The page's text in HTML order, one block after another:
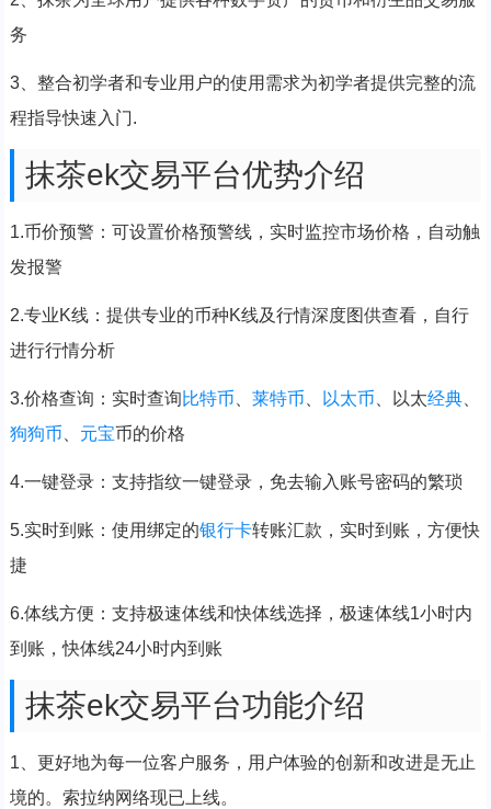
务
3、整合初学者和专业用户的使用需求为初学者提供完整的流
程指导快速入门.
抹茶ek交易平台优势介绍
1.币价预警：可设置价格预警线，实时监控市场价格，自动触
发报警
2.专业K线：提供专业的币种K线及行情深度图供查看，自行
进行行情分析
3.价格查询：实时查询比特币 莱特币 以太币 、以太经典、
狗狗币 元宝币的价格
4.一键登录：支持指纹一键登录，免去输入账号密码的繁琐
5.实时到账：使用绑定的银行卡转账汇款，实时到账，方便快
捷
6.体线方便：支持极速体线和快体线选择，极速体线1小时内
到账，快体线24小时内到账
抹茶ek交易平台功能介绍
1、更好地为每一位客户服务，用户体验的创新和改进是无止
境的。索拉纳网络现已上线。